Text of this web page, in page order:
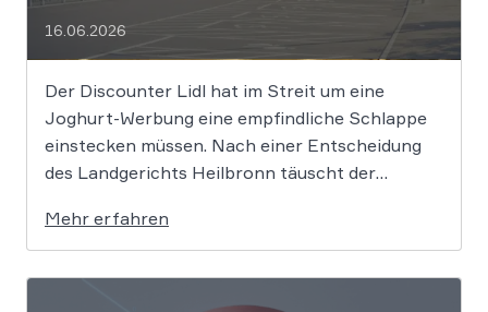
16.06.2026
Der Discounter Lidl hat im Streit um eine
Joghurt-Werbung eine empfindliche Schlappe
einstecken müssen. Nach einer Entscheidung
des Landgerichts Heilbronn täuscht der
Produkte als „Aktion“ mit massiven Rabatten
bewirbt, die Preise in Wahrheit aber nie zuvor
selbst verlangt hat. Das Urteil setzt klare
Mehr erfahren